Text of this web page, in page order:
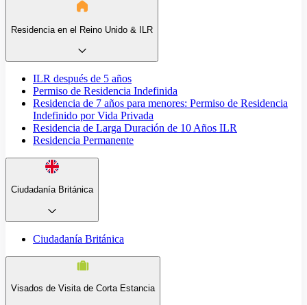
Residencia en el Reino Unido & ILR
ILR después de 5 años
Permiso de Residencia Indefinida
Residencia de 7 años para menores: Permiso de Residencia
Indefinido por Vida Privada
Residencia de Larga Duración de 10 Años ILR
Residencia Permanente
Ciudadanía Británica
Ciudadanía Británica
Visados de Visita de Corta Estancia